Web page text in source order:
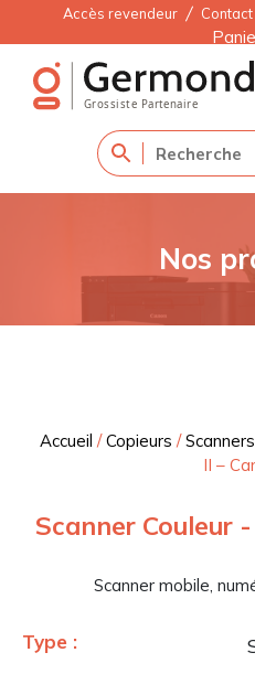
Accès revendeur Contact
Nos
Accueil /Copieurs /Scanners
II –
Scanner Couleur
Scanner mobile,
Type :